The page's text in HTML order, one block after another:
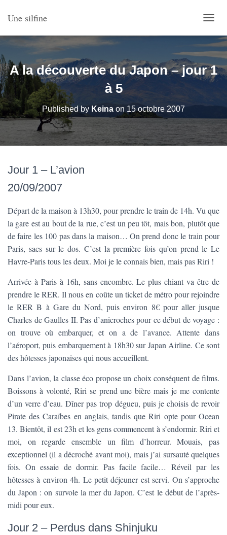
Une silfine
U
V
I
R
R
G
A
T
I
O
A la découverte du Japon – jour 1
à 5
Published by Keina on 15 octobre 2007
Jour 1 – L’avion
20/09/2007
Départ de la maison à 13h30, pour prendre le train de 14h. Vu que
la gare est au bout de la rue, c’est un peu tôt, mais bon, plutôt que
de faire les 100 pas dans la maison… On prend donc le train pour
Paris, sacs sur le dos. C’est la première fois qu’on prend le Le
Havre-Paris tous les deux. Moi je le connais bien, mais pas Riri !
Arrivée à Paris à 16h, sans encombre. Le plus chiant va être de
prendre le RER. Il nous en coûte un ticket de métro pour rejoindre
le RER B à Gare du Nord, puis environ 8€ pour aller jusque
Charles de Gaulles II. Pas d’anicroches pour ce début de voyage :
on trouve où embarquer, et on a de l’avance. Attente dans
l’aéroport, puis embarquement à 18h30 sur Japan Airline. Ce sont
des hôtesses japonaises qui nous accueillent.
Dans l’avion, la classe éco propose un choix conséquent de films.
Boissons à volonté, Riri se prend une bière mais je me contente
d’un verre d’eau. Dîner pas trop dégueu, puis je choisis de revoir
Pirate des Caraïbes en anglais, tandis que Riri opte pour Ocean
13. Bientôt, il est 23h et les gens commencent à s’endormir. Riri et
moi, on regarde ensemble un film d’horreur. Mouais, pas
exceptionnel (il a décroché avant moi), mais j’ai sursauté quelques
fois. On essaie de dormir. Pas facile facile… Réveil par les
hôtesses à environ 4h. Le petit déjeuner est servi. On s’approche
du Japon : on survole la mer du Japon. C’est le début de l’après-
midi pour eux.
Jour 2 – Perdus dans Shinjuku